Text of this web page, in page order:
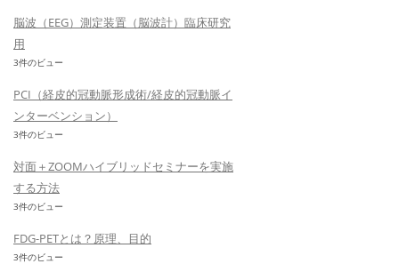
脳波（EEG）測定装置（脳波計）臨床研究
用
3件のビュー
PCI（経皮的冠動脈形成術/経皮的冠動脈イ
ンターベンション）
3件のビュー
対面＋ZOOMハイブリッドセミナーを実施
する方法
3件のビュー
FDG-PETとは？原理、目的
3件のビュー